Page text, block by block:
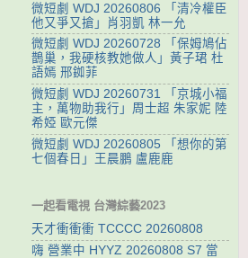
微短劇 WDJ 20260806 「清冷權臣
他又爭又搶」肖羽凱 林一允
微短劇 WDJ 20260728 「保姆鳩佔
鵲巢，我硬核教她做人」黃子珺 杜
語嫣 邢銣菲
微短劇 WDJ 20260731 「京城小福
主，萬物助我行」周士超 朱家妮 陸
希婭 歐元傑
微短劇 WDJ 20260805 「想你的第
七個春日」王晨鵬 盧鹿鹿
一起看電視 台灣綜藝2023
天才衝衝衝 TCCCC 20260808
嗨 營業中 HYYZ 20260808 S7 當